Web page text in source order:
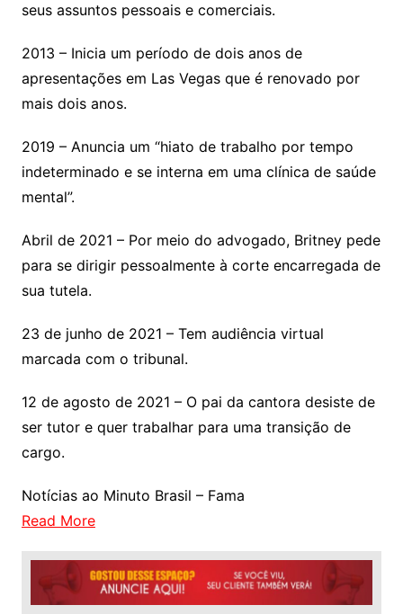
seus assuntos pessoais e comerciais.
2013 – Inicia um período de dois anos de
apresentações em Las Vegas que é renovado por
mais dois anos.
2019 – Anuncia um “hiato de trabalho por tempo
indeterminado e se interna em uma clínica de saúde
mental”.
Abril de 2021 – Por meio do advogado, Britney pede
para se dirigir pessoalmente à corte encarregada de
sua tutela.
23 de junho de 2021 – Tem audiência virtual
marcada com o tribunal.
12 de agosto de 2021 – O pai da cantora desiste de
ser tutor e quer trabalhar para uma transição de
cargo.
Notícias ao Minuto Brasil – Fama
Read More